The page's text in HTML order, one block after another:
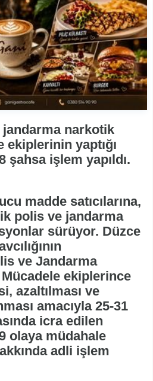
narkotik
yaptığı
şahsa işlem yapıldı.
madde satıcılarına,
polis ve jandarma
sürüyor. Düzce
ve Jandarma
ekiplerince
azaltılması ve
amacıyla 25-31
icra edilen
olaya müdahale
adli işlem